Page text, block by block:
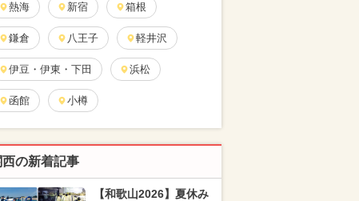
熱海 新宿 箱根
鎌倉 八王子 軽井沢
伊豆・伊東・下田 浜松
函館 小樽
西の新着記事
【和歌山2026】夏休み